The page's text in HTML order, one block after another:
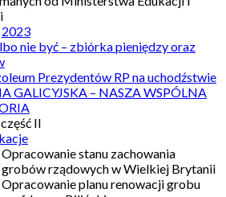
2023
nie być – zbiórka pieniędzy oraz
Prezydentów RP na uchodźstwie
GALICYJSKA – NASZA WSPÓLNA
II
Opracowanie stanu zachowania
grobów rządowych w Wielkiej Brytanii
Opracowanie planu renowacji grobu